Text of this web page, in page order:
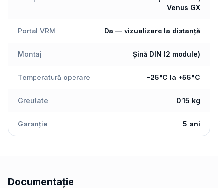
Venus GX
Portal VRM Da — vizualizare la distanță
Montaj Șină DIN (2 module)
Temperatură operare -25°C la +55°C
Greutate 0.15 kg
Garanție 5 ani
Documentație